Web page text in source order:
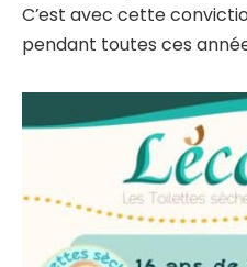
C’est avec cette
pendant toutes ces